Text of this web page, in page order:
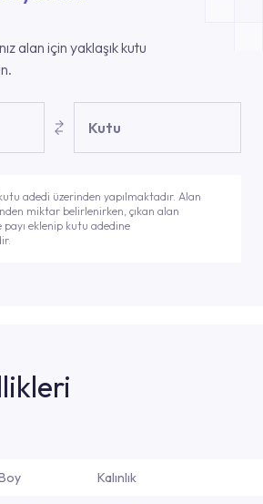
alan için yaklaşık kutu
Kutu
adedi üzerinden yapılmaktadır. Alan
miktar belirlenirken, çıkan alan
payı eklenip kutu adedine
Kalınlık